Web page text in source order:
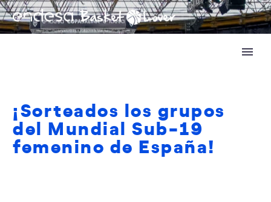
¡Sorteados los grupos
del Mundial Sub-19
femenino de España!